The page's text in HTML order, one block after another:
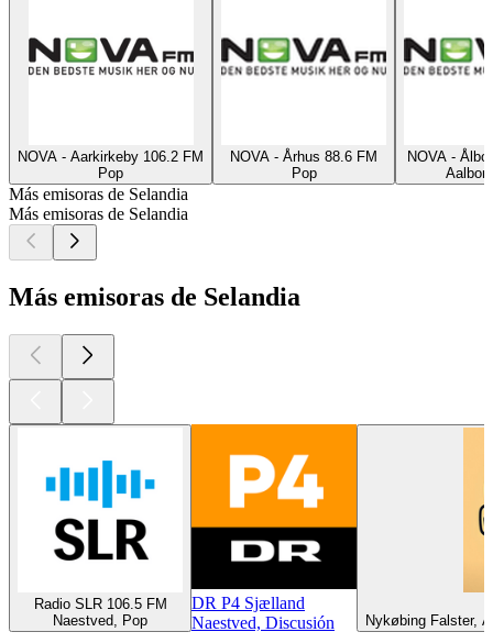
NOVA - Aarkirkeby 106.2 FM
Pop
NOVA - Århus 88.6 FM
Pop
NOVA -
Más emisoras de Selandia
Más emisoras de Selandia
Más emisoras de Selandia
Radio SLR 106.5 FM
Naestved, Pop
DR P4 Sjælland
Naestved, Discusión
Nykøbing Falster,